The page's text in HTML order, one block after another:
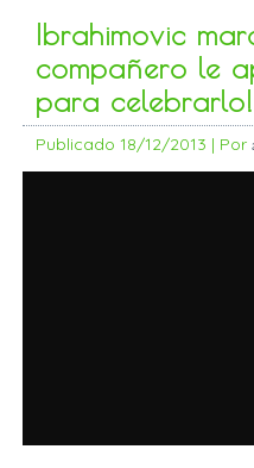
Ibrahimovic
compañero le
para celebrarlo!
Publicado 18/12/2013 | Por